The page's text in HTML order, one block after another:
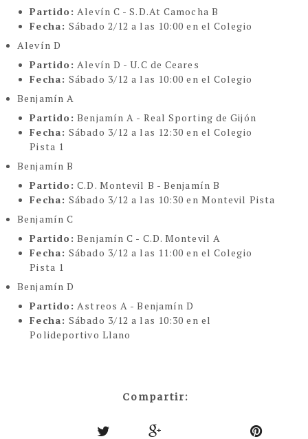
Partido: Alevín C - S.D.At Camocha B
Fecha:Sábado 2/12 a las 10:00 en el Colegio
Alevín D
Partido: Alevín D - U.C de Ceares
Fecha:Sábado 3/12 a las 10:00 en el Colegio
Benjamín A
Partido: Benjamín A - Real Sporting de Gijón
Fecha:Sábado 3/12 a las 12:30 en el Colegio
Pista 1
Benjamín B
Partido: C.D. Montevil B - Benjamín B
Fecha:Sábado 3/12 a las 10:30 en Montevil Pista
Benjamín C
Partido: Benjamín C - C.D. Montevil A
Fecha:Sábado 3/12 a las 11:00 en el Colegio
Pista 1
Benjamín D
Partido: Astreos A - Benjamín D
Fecha:Sábado 3/12 a las 10:30 en el
Polideportivo Llano
Compartir: